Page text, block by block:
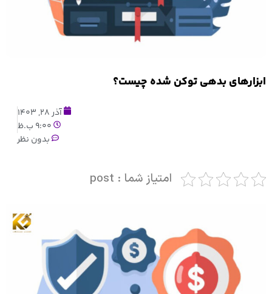
ابزارهای بدهی توکن شده چیست؟
آذر 28, 1403
9:00 ب.ظ
بدون نظر
امتیاز شما : post